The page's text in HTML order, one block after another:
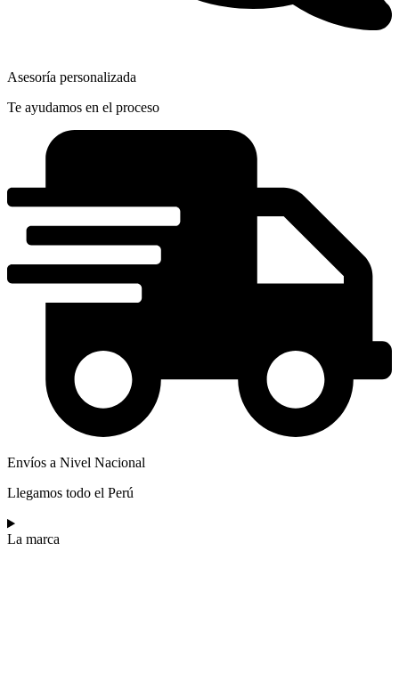
Asesoría personalizada
Te ayudamos en el proceso
Envíos a Nivel Nacional
Llegamos todo el Perú
La marca​